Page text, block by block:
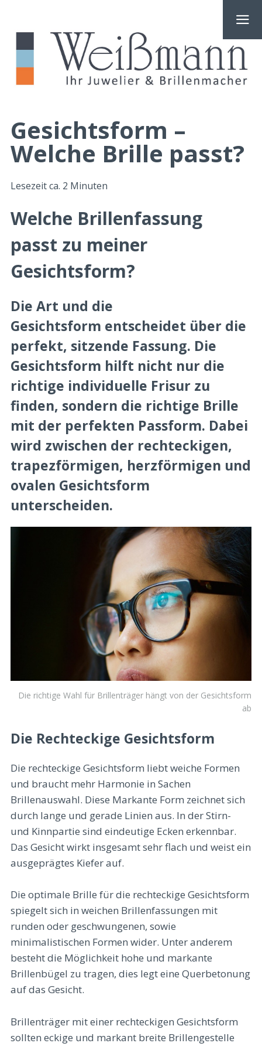
Gesichtsform –
Welche Brille passt?
Lesezeit ca. 2 Minuten
Welche Brillenfassung
passt zu meiner
Gesichtsform?
Die Art und die
Gesichtsform entscheidet über die
perfekt, sitzende Fassung. Die
Gesichtsform hilft nicht nur die
richtige individuelle Frisur zu
finden, sondern die richtige Brille
mit der perfekten Passform. Dabei
wird zwischen der rechteckigen,
trapezförmigen, herzförmigen und
ovalen Gesichtsform
unterscheiden.
Die richtige Wahl für Brillenträger hängt von der Gesichtsform
ab
Die Rechteckige Gesichtsform
Die rechteckige Gesichtsform liebt weiche Formen
und braucht mehr Harmonie in Sachen
Brillenauswahl. Diese Markante Form zeichnet sich
durch lange und gerade Linien aus. In der Stirn-
und Kinnpartie sind eindeutige Ecken erkennbar.
Das Gesicht wirkt insgesamt sehr flach und weist ein
ausgeprägtes Kiefer auf.
Die optimale Brille für die rechteckige Gesichtsform
spiegelt sich in weichen Brillenfassungen mit
runden oder geschwungenen, sowie
minimalistischen Formen wider. Unter anderem
besteht die Möglichkeit hohe und markante
Brillenbügel zu tragen, dies legt eine Querbetonung
auf das Gesicht.
Brillenträger mit einer rechteckigen Gesichtsform
sollten eckige und markant breite Brillengestelle